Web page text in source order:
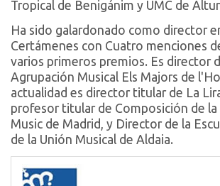
Tropical de Benigánim y UMC de
Ha sido galardonado como director
Certámenes con Cuatro menciones
varios primeros premios. Es director
Agrupación Musical Els Majors de
actualidad es director titular de La
profesor titular de Composición de la
Music de Madrid, y Director de la
de la Unión Musical de Aldaia.